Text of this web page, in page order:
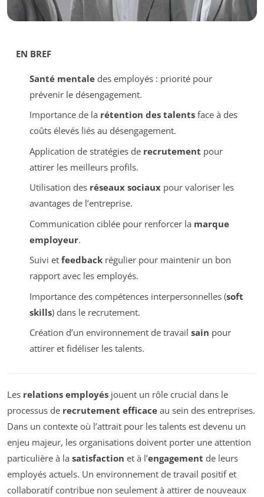
EN BREF
Santé mentaledes employés : priorité pour
prévenir le désengagement.
Importance de la rétention des talentsface à des
coûts élevés liés au désengagement.
Application de stratégies de recrutement pour
attirer les meilleurs profils.
Utilisation des réseaux sociauxpour valoriser les
avantages de l’entreprise.
Communication ciblée pour renforcer la marque
employeur.
Suivi et feedbackrégulier pour maintenir un bon
rapport avec les employés.
Importance des compétences interpersonnelles (soft
skills) dans le recrutement.
Création d’un environnement de travail sain pour
attirer et fidéliser les talents.
Les relations employés jouent un rôle crucial dans le
processus de recrutement efficace au sein des entreprises.
Dans un contexte où l’attrait pour les talents est devenu un
enjeu majeur, les organisations doivent porter une attention
particulière à la satisfaction et à l’engagement de leurs
employés actuels. Un environnement de travail positif et
collaboratif contribue non seulement à attirer de nouveaux